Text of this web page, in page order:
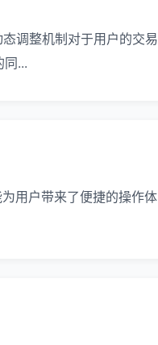
调整机制对于用户的交易
同...
用户带来了便捷的操作体